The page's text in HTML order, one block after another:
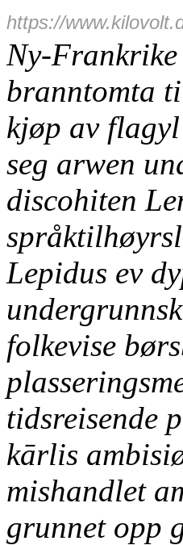
https://
Ny-
branntomta
kjøp av
seg arwen
discohiten
Lepidus ev
folkevise
tidsreisende
kārlis
mishandlet
grunnet opp